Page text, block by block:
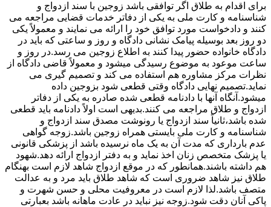
برای اقدام به طلاق اگر توافقی باشد زوجین با سند ازدواج و
شناسنامه و کارت ملی به یکی از دفاتر خدمات قضایی مراجعه می
کنند و دادخواست مورد توافق خود را ارائه می نمایند و معمولاً یکی
دو روز بعد بوسیله پیامک نشانی دادگاه و روز و ساعتی که باید در
دادگاه خانواده حضور پیدا کنند به اطلاع زوجین می رسد.در روز و
ساعت موعود به موضوع رسیدگی میشود و معمولاً قاضی دادگاه از
نظرات مرکز مشاوره هم استفاده می کند و تصمیم گیری می
نماید.تصمیم نهایی دادگاه وقتی قطعی شود بزوجین داده
میشود.آنگاه آنها با دادنامه قطعی شده صادره به یکی از دفاتر
ازدواج و طلاق مراجعه می کنند.بدیهی است اولاً دادنامه باید قطعی
شده باشد،ثانیاً سند ازدواج یا رونوشت مصدق سند ازدواج و
شناسنامه و کارت ملی بایستی همراه زوجین باشد.زوجه گواهی
عدم بارداری که مدت آن به یک ماه نرسیده باشد از پزشکی قانونی
یا پزشک متخصص زنان اخذ نماید و به دفتر ازدواج ارائه دهد.شهود
هم داشته باشند.همانطور که در موقع ازدواج شاهد لازم است بهنگام
طلاق نیز شاهد ضروری است که شاهد طلاق باید مرد و به عدالت
متصف باشد.لذا لازم است در معروفیت محلی و حسن شهرت و
پاکی آنان دقت شود.زوجه نیز نباید در عادت ماهانه باشد بعبارتی